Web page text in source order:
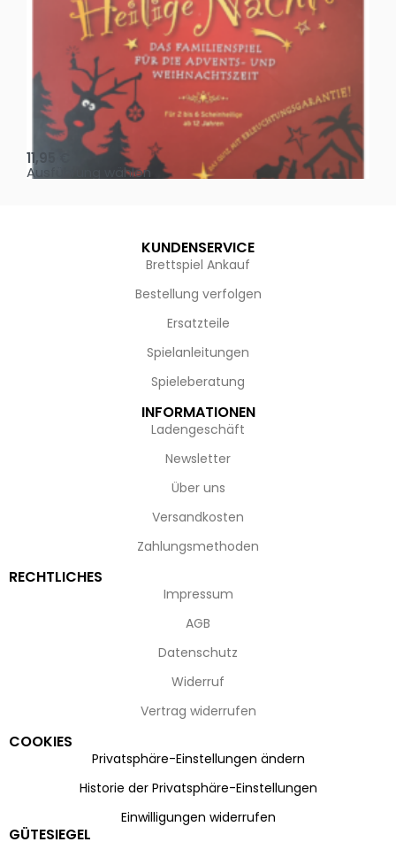
Oh, heilige Nacht!
11,95
Ausführung wählen
KUNDENSERVICE
Brettspiel Ankauf
Bestellung verfolgen
Ersatzteile
Spielanleitungen
Spieleberatung
INFORMATIONEN
Ladengeschäft
Newsletter
Über uns
Versandkosten
Zahlungsmethoden
RECHTLICHES
Impressum
AGB
Datenschutz
Widerruf
Vertrag widerrufen
COOKIES
Privatsphäre-Einstellungen ändern
Historie der Privatsphäre-Einstellungen
Einwilligungen widerrufen
GÜTESIEGEL